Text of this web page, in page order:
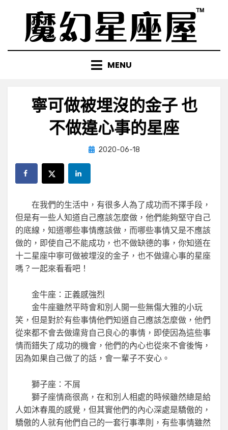
content
MENU
寧可做被埋沒的金子 也
不做違心事的星座
by小編
Posted
2020-06-18
在我們的生活中，有很多人為了成功而不擇手段，
但是有一些人知道自己應該怎麼做，他們能夠堅守自己
的底線，知道哪些事情應該做，而哪些事情又是不應該
做的，即使自己不能成功，也不做缺德的事，你知道在
十二星座中寧可做被埋沒的金子，也不做違心事的星座
嗎？一起來看看吧！
金牛座：正義感強烈
金牛座雖然平時會和別人開一些無傷大雅的小玩
笑，但是對於有些事情他們知道自己應該怎麼做，他們
從來都不會去做違背自己良心的事情，即使因為這些事
情而錯失了成功的機會，他們的內心也從來不會後悔，
因為如果自己做了的話，會一輩子不安心。
獅子座：不屑
獅子座情商很高，在和別人相處的時候雖然總是給
人如沐春風的感覺，但其實他們的內心深處是驕傲的，
驕傲的人就有他們自己的一套行事準則，有些事情雖然